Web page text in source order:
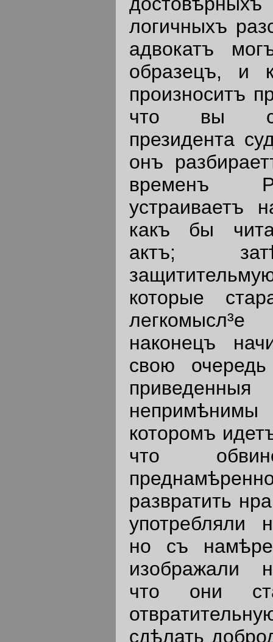
логичныхъ
адвокатъ
образецъ, и
произноситъ
что вы
президента
онъ
временъ
устраиваетъ
какъ бы
актъ;
которые
легкомысл³е
наконецъ
свою
которомъ
что
развратить
употребляли
но съ
изображали
что они
сдѣлать